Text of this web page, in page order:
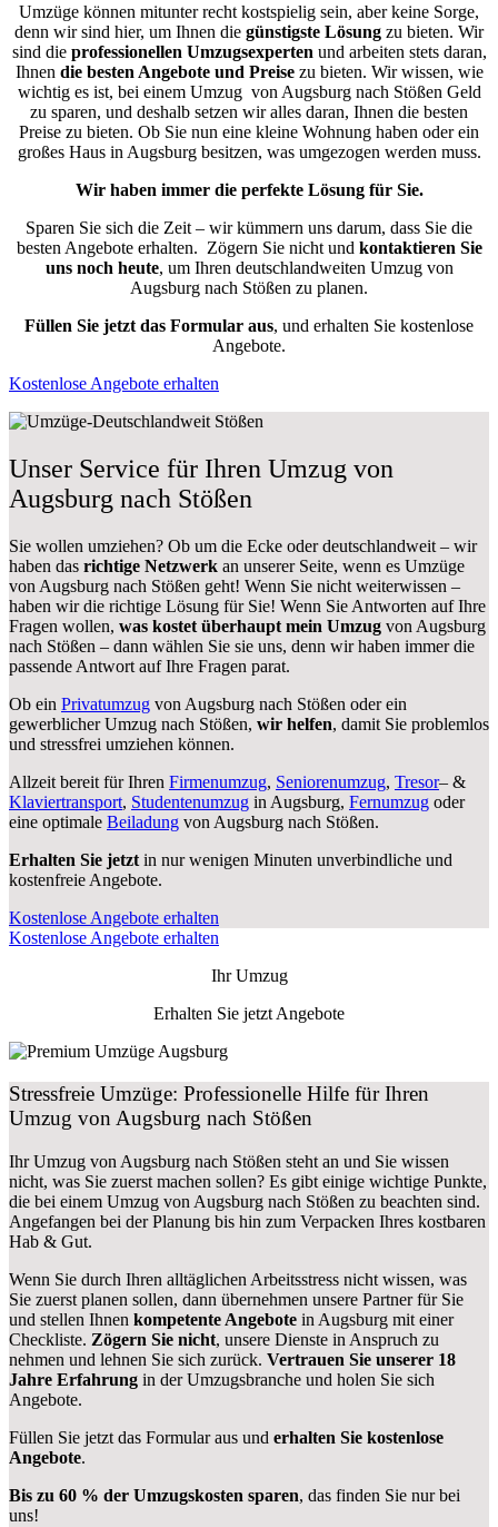
Umzüge können mitunter recht kostspielig sein, aber keine Sorge,
denn wir sind hier, um Ihnen die günstigste Lösung zu bieten. Wir
sind die professionellen Umzugsexperten und arbeiten stets daran,
Ihnen die besten Angebote und Preisezu bieten. Wir wissen, wie
wichtig es ist, bei einem Umzug von Augsburg nach Stößen Geld
zu sparen, und deshalb setzen wir alles daran, Ihnen die besten
Preise zu bieten. Ob Sie nun eine kleine Wohnung haben oder ein
großes Haus in Augsburg besitzen, was umgezogen werden muss.
Wir haben immer die perfekte Lösung für Sie.
Sparen Sie sich die Zeit – wir kümmern uns darum, dass Sie die
besten Angebote erhalten. Zögern Sie nicht und kontaktieren Sie
uns noch heute, um Ihren deutschlandweiten Umzug von
Augsburg nach Stößen zu planen.
Füllen Sie jetzt das Formular aus, und erhalten Sie kostenlose
Angebote.
Kostenlose Angebote erhalten
Unser Service für Ihren Umzug von
Augsburg nach Stößen
Sie wollen umziehen? Ob um die Ecke oder deutschlandweit – wir
haben das richtige Netzwerk an unserer Seite, wenn es Umzüge
von Augsburg nach Stößen geht! Wenn Sie nicht weiterwissen –
haben wir die richtige Lösung für Sie! Wenn Sie Antworten auf Ihre
Fragen wollen, was kostet überhaupt mein Umzug von Augsburg
nach Stößen – dann wählen Sie sie uns, denn wir haben immer die
passende Antwort auf Ihre Fragen parat.
Ob ein Privatumzug von Augsburg nach Stößen oder ein
gewerblicher Umzug nach Stößen, wir helfen, damit Sie problemlos
und stressfrei umziehen können.
Allzeit bereit für Ihren Firmenumzug, Seniorenumzug, Tresor– &
Klaviertransport, Studentenumzug in Augsburg, Fernumzug oder
eine optimale Beiladung von Augsburg nach Stößen.
Erhalten Sie jetzt in nur wenigen Minuten unverbindliche und
kostenfreie Angebote.
Kostenlose Angebote erhalten
Kostenlose Angebote erhalten
Ihr Umzug
Erhalten Sie jetzt Angebote
Stressfreie Umzüge: Professionelle Hilfe für Ihren
Umzug von Augsburg nach Stößen
Ihr Umzug von Augsburg nach Stößen steht an und Sie wissen
nicht, was Sie zuerst machen sollen? Es gibt einige wichtige Punkte,
die bei einem Umzug von Augsburg nach Stößen zu beachten sind.
Angefangen bei der Planung bis hin zum Verpacken Ihres kostbaren
Hab & Gut.
Wenn Sie durch Ihren alltäglichen Arbeitsstress nicht wissen, was
Sie zuerst planen sollen, dann übernehmen unsere Partner für Sie
und stellen Ihnen kompetente Angebote in Augsburg mit einer
Checkliste. Zögern Sie nicht, unsere Dienste in Anspruch zu
nehmen und lehnen Sie sich zurück. Vertrauen Sie unserer 18
Jahre Erfahrung in der Umzugsbranche und holen Sie sich
Angebote.
Füllen Sie jetzt das Formular aus und erhalten Sie kostenlose
Angebote.
Bis zu 60 % der Umzugskosten sparen, das finden Sie nur bei
uns!